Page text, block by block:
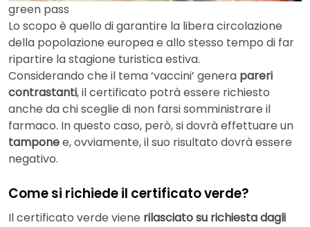
green pass
Lo scopo è quello di garantire la libera circolazione
della popolazione europea e allo stesso tempo di far
ripartire la stagione turistica estiva.
Considerando che il tema ‘vaccini’ genera pareri
contrastanti, il certificato potrà essere richiesto
anche da chi sceglie di non farsi somministrare il
farmaco. In questo caso, però, si dovrà effettuare un
tamponee, ovviamente, il suo risultato dovrà essere
negativo.
Come si richiede il certificato verde?
Il certificato verde viene rilasciato su richiesta dagli